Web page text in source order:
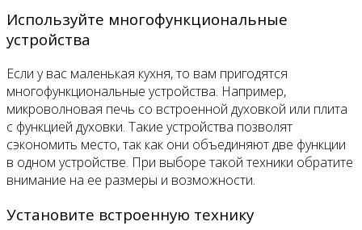
Используйте многофункциональные
устройства
Если у вас маленькая кухня, то вам пригодятся
многофункциональные устройства. Например,
микроволновая печь со встроенной духовкой или плита
с функцией духовки. Такие устройства позволят
сэкономить место, так как они объединяют две функции
в одном устройстве. При выборе такой техники обратите
внимание на ее размеры и возможности.
Установите встроенную технику